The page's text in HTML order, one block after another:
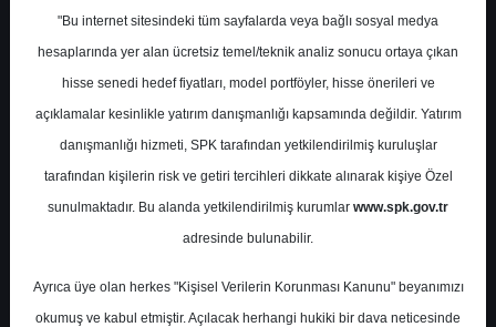
Ana Sayfa Raporlar
Şeker Yatırım
Rapor Detay
PETKM - Hedef Fiyat
Raporu
"Bu internet sitesindeki tüm sayfalarda veya bağlı sosyal medya
hesaplarında yer alan ücretsiz temel/teknik analiz sonucu ortaya çıkan
hisse senedi hedef fiyatları, model portföyler, hisse önerileri ve
açıklamalar kesinlikle yatırım danışmanlığı kapsamında değildir. Yatırım
danışmanlığı hizmeti, SPK tarafından yetkilendirilmiş kuruluşlar
tarafından kişilerin risk ve getiri tercihleri dikkate alınarak kişiye Özel
sunulmaktadır. Bu alanda yetkilendirilmiş kurumlar www.spk.gov.tr
adresinde bulunabilir.
Ayrıca üye olan herkes "Kişisel Verilerin Korunması Kanunu" beyanımızı
okumuş ve kabul etmiştir. Açılacak herhangi hukiki bir dava neticesinde